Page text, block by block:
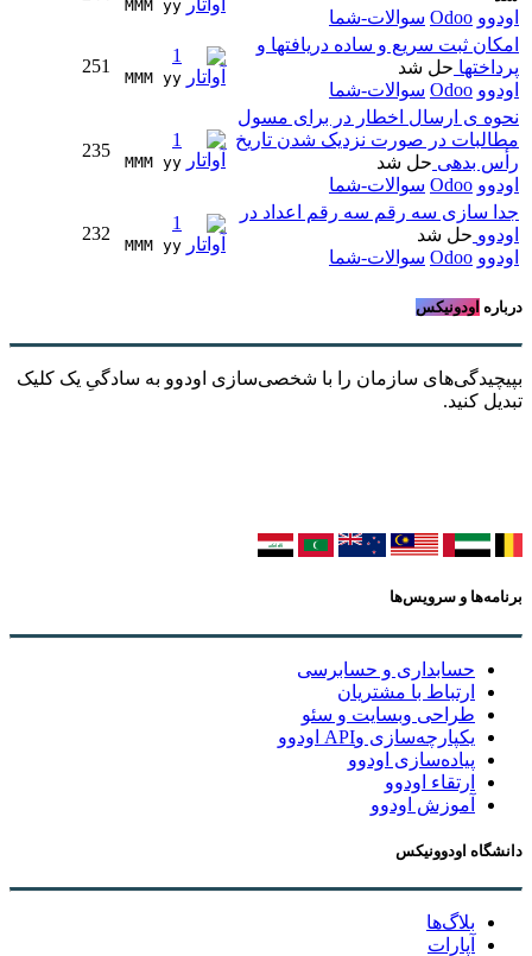
اودوو Odoo سوالات-شما
MMM yy
امکان ثبت سریع و ساده دریافتها و
پرداختها حل شد
اودوو Odoo سوالات-شما
1
MMM yy
251
نحوه ی ارسال اخطار در برای مسول
مطالبات در صورت نزدیک شدن تاریخ
را‌ٔس بدهی حل شد
اودوو Odoo سوالات-شما
1
MMM yy
235
جدا سازی سه رقم سه رقم اعداد در
اودوو حل شد
اودوو Odoo سوالات-شما
1
MMM yy
232
درباره اودونیکس
بپیچیدگی‌های سازمان را با شخصی‌سازی اودوو به سادگیِ یک کلیک
تبدیل کنید.
برنامه‌ها و سرویس‌ها
حسابداری و حسابرسی
ارتباط با مشتریان
طراحی وبسایت و سئو
یکپارچه‌سازی وAPI اودوو
پیاده‌سازی اودوو
ارتقاء اودوو
آموزش اودوو
دانشگاه اودوونیکس
بلاگ‌ها
آپارات